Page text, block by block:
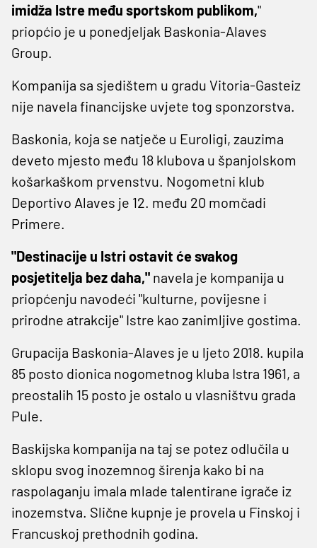
imidža Istre među sportskom publikom,"
priopćio je u ponedjeljak Baskonia-Alaves
Group.
Kompanija sa sjedištem u gradu Vitoria-Gasteiz
nije navela financijske uvjete tog sponzorstva.
Baskonia, koja se natječe u Euroligi, zauzima
deveto mjesto među 18 klubova u španjolskom
košarkaškom prvenstvu. Nogometni klub
Deportivo Alaves je 12. među 20 momčadi
Primere.
"Destinacije u Istri ostavit će svakog
posjetitelja bez daha," navela je kompanija u
priopćenju navodeći "kulturne, povijesne i
prirodne atrakcije" Istre kao zanimljive gostima.
Grupacija Baskonia-Alaves je u ljeto 2018. kupila
85 posto dionica nogometnog kluba Istra 1961, a
preostalih 15 posto je ostalo u vlasništvu grada
Pule.
Baskijska kompanija na taj se potez odlučila u
sklopu svog inozemnog širenja kako bi na
raspolaganju imala mlade talentirane igrače iz
inozemstva. Slične kupnje je provela u Finskoj i
Francuskoj prethodnih godina.